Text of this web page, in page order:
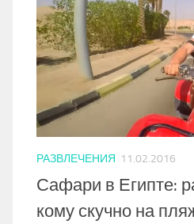
РАЗВЛЕЧЕНИЯ 11.02.2016
Сафари в Египте:
кому скучно на